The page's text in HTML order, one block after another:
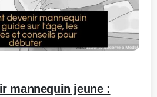
0
mannequin jeune :